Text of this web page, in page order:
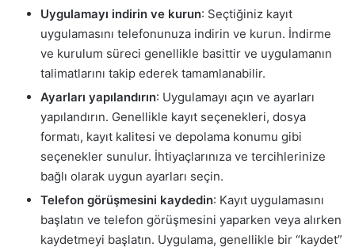
Uygulamayı indirin ve kurun: Seçtiğiniz kayıt
uygulamasını telefonunuza indirin ve kurun. İndirme
ve kurulum süreci genellikle basittir ve uygulamanın
talimatlarını takip ederek tamamlanabilir.
Ayarları yapılandırın: Uygulamayı açın ve ayarları
yapılandırın. Genellikle kayıt seçenekleri, dosya
formatı, kayıt kalitesi ve depolama konumu gibi
seçenekler sunulur. İhtiyaçlarınıza ve tercihlerinize
bağlı olarak uygun ayarları seçin.
Telefon görüşmesini kaydedin: Kayıt uygulamasını
başlatın ve telefon görüşmesini yaparken veya alırken
kaydetmeyi başlatın. Uygulama, genellikle bir “kaydet”